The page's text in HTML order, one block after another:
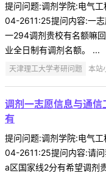
提问问题:调剂学院:电气
04-2611:25提问内容:一
一294调剂贵校有名额嘛
业全日制有调剂名额。 ...
天津理工大学考研问题 本站
调剂一志愿信息与通
有
提问问题:调剂学院:电气
04-2611:25提问内容:请
a区国家线2分有希望调剂